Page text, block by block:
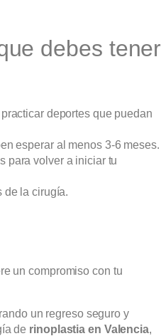
debes tener
deportes que puedan
esperar al menos 3-6 meses.
para volver a iniciar tu
de la cirugía.
un compromiso con tu
un regreso seguro y
de rinoplastia en Valencia,